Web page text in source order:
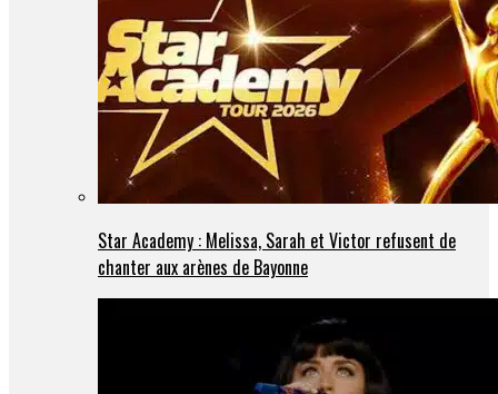
Star Academy : Melissa, Sarah et Victor refusent de
chanter aux arènes de Bayonne